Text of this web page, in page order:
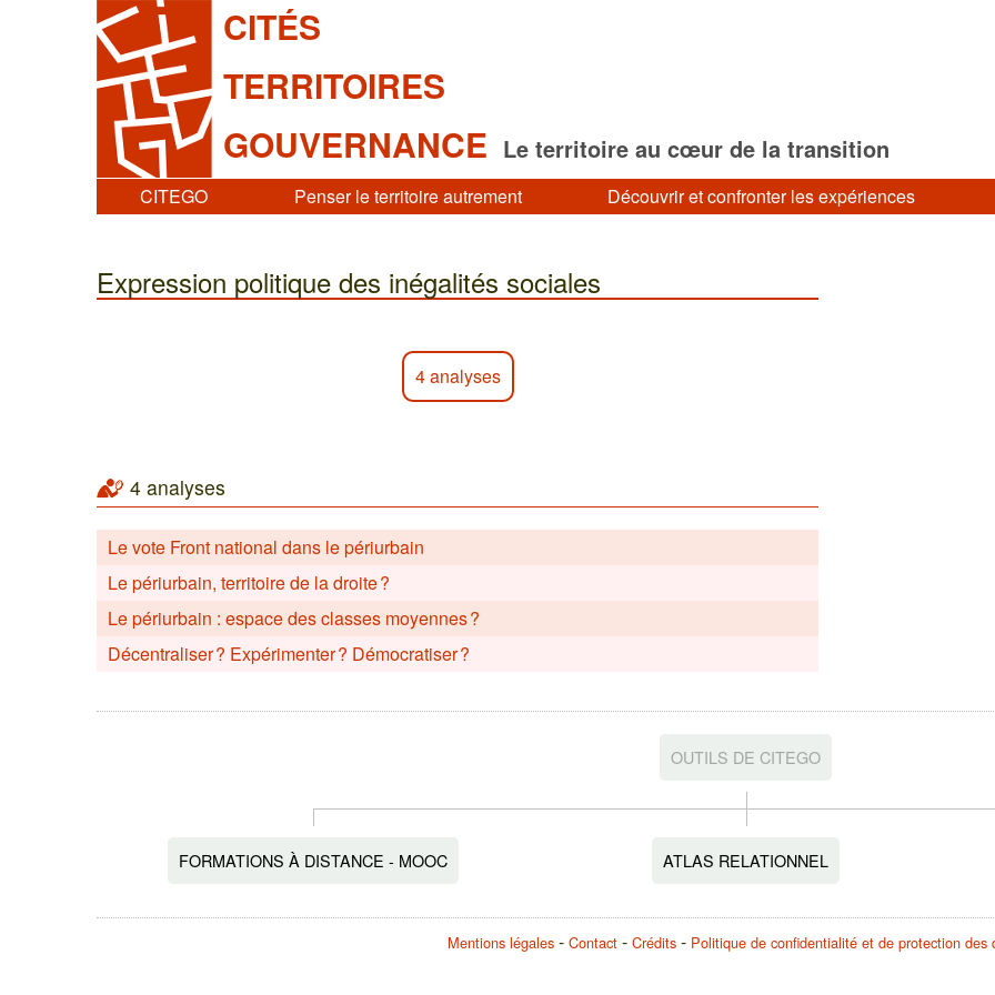
CITÉS
TERRITOIRES
GOUVERNANCE Le territoire au cœur de la transition
CITEGO Penser le territoire autrement Découvrir et confronter les expériences
Expression politique des inégalités sociales
4 analyses
4 analyses
Le vote Front national dans le périurbain
Le périurbain, territoire de la droite ?
Le périurbain : espace des classes moyennes ?
Décentraliser ? Expérimenter ? Démocratiser ?
OUTILS DE CITEGO
FORMATIONS À DISTANCE - MOOC ATLAS RELATIONNEL
Mentions légales Contact Crédits Politique de confidentialité et de protection des